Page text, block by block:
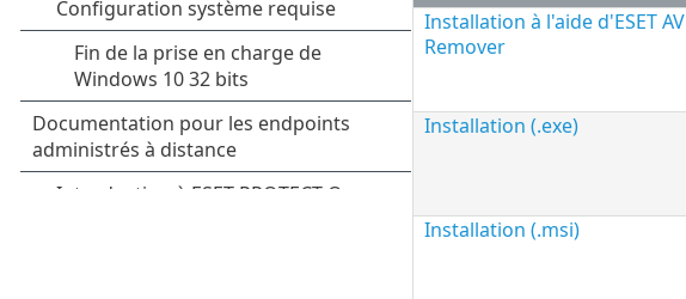
Installation à l'aide d'ESET AV
Remover
Installation (.exe)
Installation (.msi)